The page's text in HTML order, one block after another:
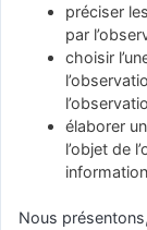
préciser
par
choisir
élaborer
l’objet de
Nous